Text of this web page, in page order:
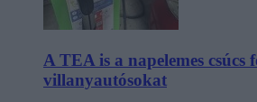
A TEA is a napelemes csúcs
villanyautósokat